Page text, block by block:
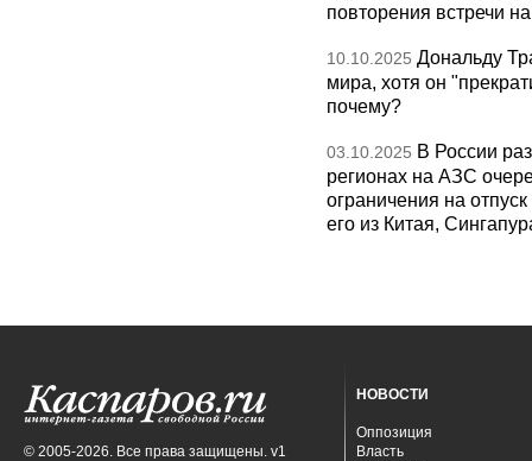
повторения встречи
10.10.2025 Дональду
мира, хотя он
почему?
03.10.2025 В России
регионах на АЗС
ограничения на
его из Китая,
© 2005-2026. Все права защищены. v1
НОВОСТИ
Оппозиция
Власть